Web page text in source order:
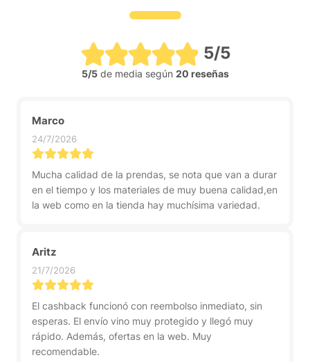
5/5
5/5de media según 20 reseñas
Marco
24/7/2026
Mucha calidad de la prendas, se nota que van a durar
en el tiempo y los materiales de muy buena calidad,en
la web como en la tienda hay muchísima variedad.
Aritz
21/7/2026
El cashback funcionó con reembolso inmediato, sin
esperas. El envío vino muy protegido y llegó muy
rápido. Además, ofertas en la web. Muy
recomendable.